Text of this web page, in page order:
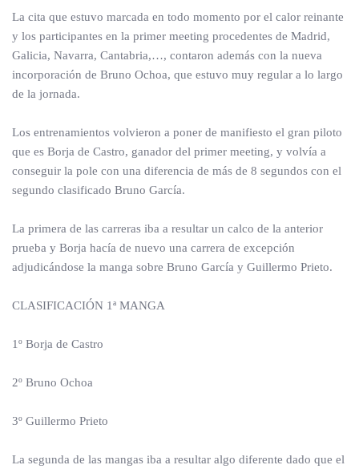
La cita que estuvo marcada en todo momento por el calor reinante
y los participantes en la primer meeting procedentes de Madrid,
Galicia, Navarra, Cantabria,…, contaron además con la nueva
incorporación de Bruno Ochoa, que estuvo muy regular a lo largo
de la jornada.
Los entrenamientos volvieron a poner de manifiesto el gran piloto
que es Borja de Castro, ganador del primer meeting, y volvía a
conseguir la pole con una diferencia de más de 8 segundos con el
segundo clasificado Bruno García.
La primera de las carreras iba a resultar un calco de la anterior
prueba y Borja hacía de nuevo una carrera de excepción
adjudicándose la manga sobre Bruno García y Guillermo Prieto.
CLASIFICACIÓN 1ª MANGA
1º Borja de Castro
2º Bruno Ochoa
3º Guillermo Prieto
La segunda de las mangas iba a resultar algo diferente dado que el